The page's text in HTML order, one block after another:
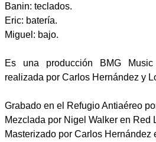
Banin: teclados.
Eric: batería.
Miguel: bajo.
Es una producción BMG
realizada por Carlos Hernández y
Grabado en el Refugio Antiaéreo
Mezclada por Nigel Walker en Red
Masterizado por Carlos Hernández